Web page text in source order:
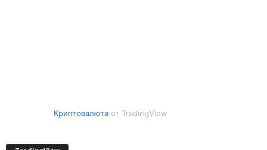
Криптовалютаот TradingView